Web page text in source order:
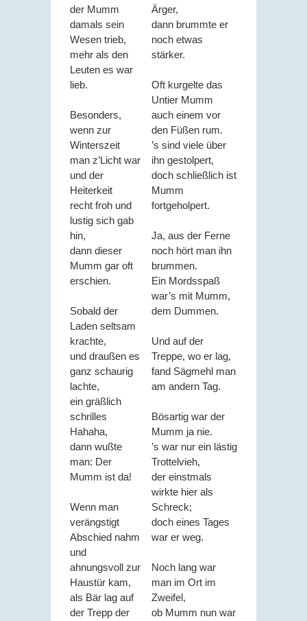
der Mumm
damals sein
Wesen trieb,
mehr als den
Leuten es war
lieb.
Besonders,
wenn zur
Winterszeit
man z’Licht war
und der
Heiterkeit
recht froh und
lustig sich gab
hin,
dann dieser
Mumm gar oft
erschien.
Sobald der
Laden seltsam
krachte,
und draußen es
ganz schaurig
lachte,
ein gräßlich
schrilles
Hahaha,
dann wußte
man: Der
Mumm ist da!
Wenn man
verängstigt
Abschied nahm
und
ahnungsvoll zur
Haustür kam,
als Bär lag auf
der Trepp der
Ärger,
dann brummte er
noch etwas
stärker.
Oft kurgelte das
Untier Mumm
auch einem vor
den Füßen rum.
’s sind viele über
ihn gestolpert,
doch schließlich ist
Mumm
fortgeholpert.
Ja, aus der Ferne
noch hört man ihn
brummen.
Ein Mordsspaß
war’s mit Mumm,
dem Dummen.
Und auf der
Treppe, wo er lag,
fand Sägmehl man
am andern Tag.
Bösartig war der
Mumm ja nie.
’s war nur ein lästig
Trottelvieh,
der einstmals
wirkte hier als
Schreck;
doch eines Tages
war er weg.
Noch lang war
man im Ort im
Zweifel,
ob Mumm nun war